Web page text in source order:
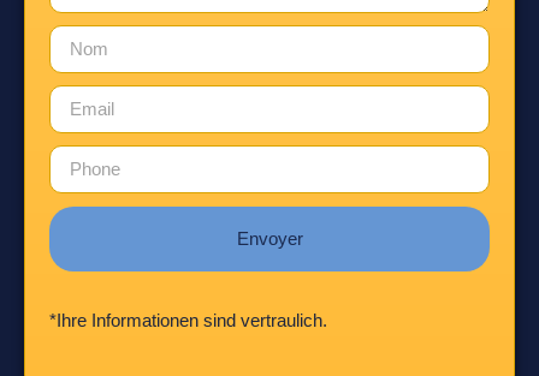
Envoyer
*Ihre Informationen sind vertraulich.